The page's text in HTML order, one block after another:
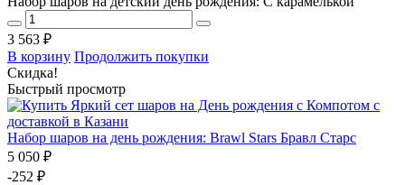
3 563 ₽
В корзину Продолжить покупки
Скидка!
Быстрый просмотр
Набор шаров на день рождения: Brawl Stars Бравл Старс
5 050 ₽
-252 ₽